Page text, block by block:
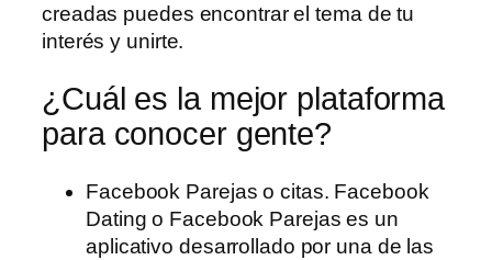
creadas puedes encontrar el tema de tu
interés y unirte.
¿Cuál es la mejor plataforma
para conocer gente?
Facebook Parejas o citas. Facebook
Dating o Facebook Parejas es un
aplicativo desarrollado por una de las